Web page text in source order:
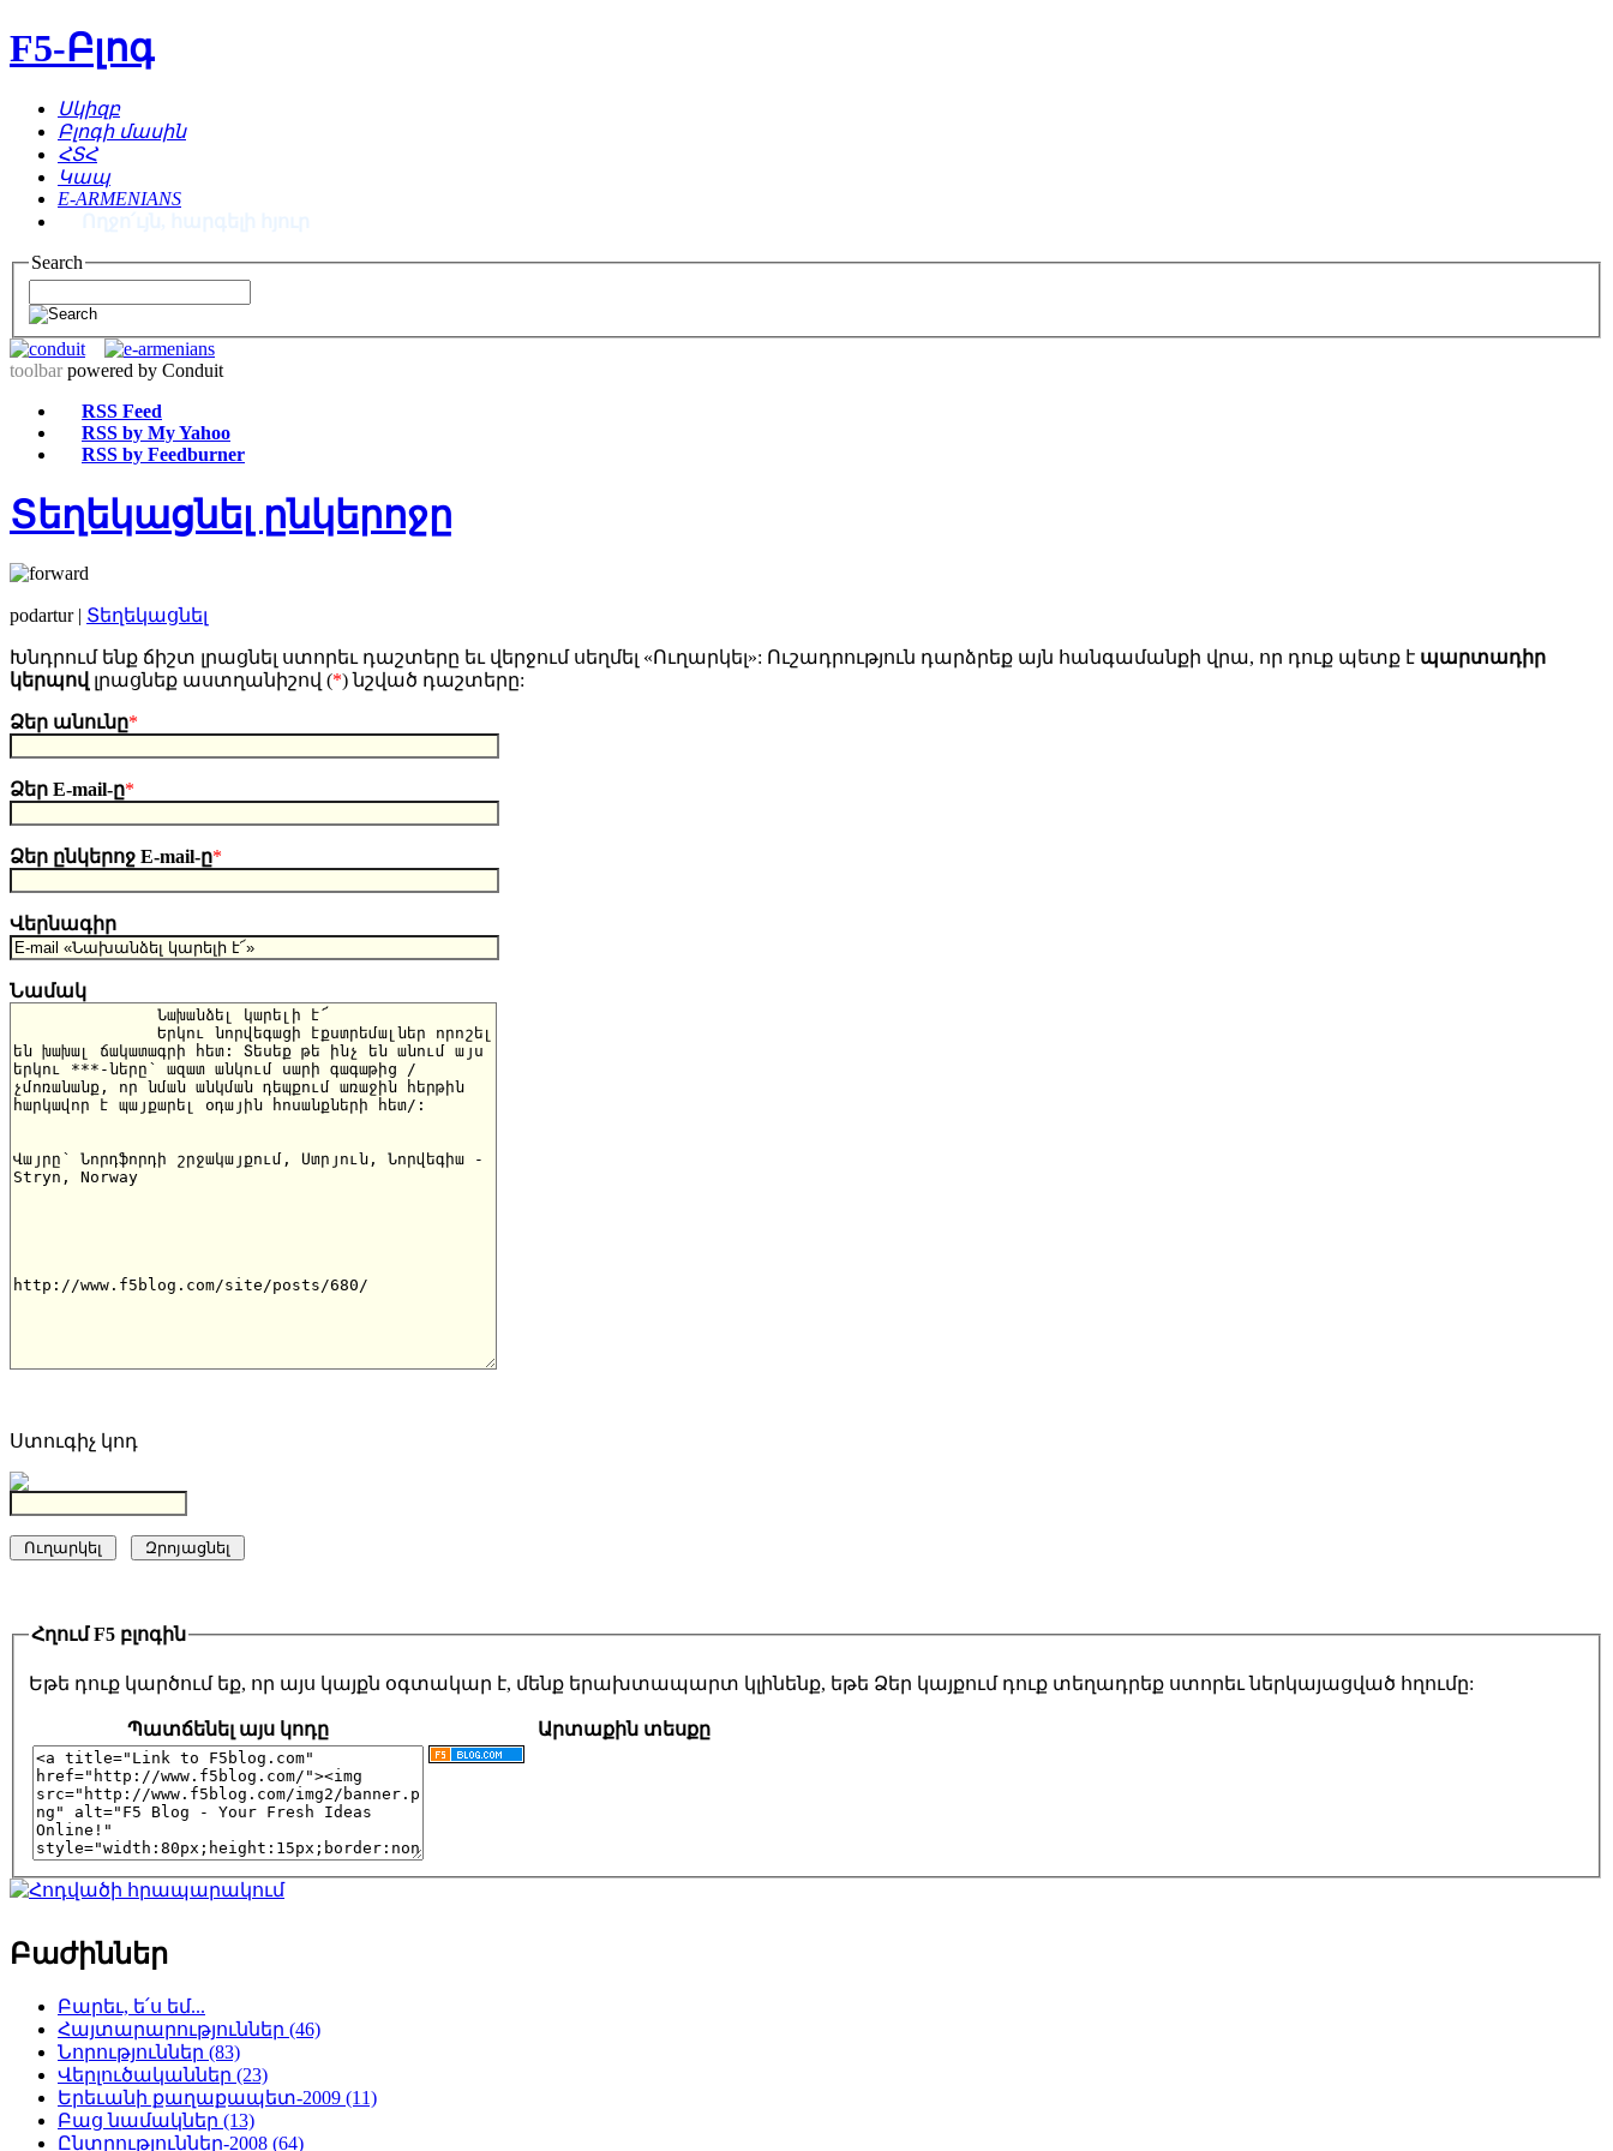
F5-Բլոգ
Սկիզբ
Բլոգի մասին
ՀՏՀ
Կապ
E-ARMENIANS
Search
toolbar powered by Conduit
RSS Feed
RSS by My Yahoo
RSS by Feedburner
Տեղեկացնել ընկերոջը
podartur | Տեղեկացնել
Խնդրում ենք ճիշտ լրացնել ստորեւ դաշտերը եւ վերջում սեղմել «Ուղարկել»: Ուշադրություն դարձրեք այն հանգամանքի վրա, որ դուք պետք է պարտադիր
կերպով լրացնեք աստղանիշով (*) նշված դաշտերը:
Ձեր անունը*
Ձեր E-mail-ը*
Ձեր ընկերոջ E-mail-ը*
Վերնագիր
Նամակ
Ստուգիչ կոդ
Հղում F5 բլոգին
Եթե դուք կարծում եք, որ այս կայքն օգտակար է, մենք երախտապարտ կլինենք, եթե Ձեր կայքում դուք տեղադրեք ստորեւ ներկայացված հղումը:
Պատճենել այս կոդը Արտաքին տեսքը
Բաժիններ
Բարեւ, ե՛ս եմ...
Հայտարարություններ (46)
Նորություններ (83)
Վերլուծականներ (23)
Երեւանի քաղաքապետ-2009 (11)
Բաց նամակներ (13)
Ընտրություններ-2008 (64)